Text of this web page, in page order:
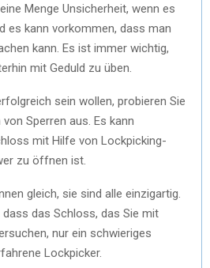
Menge Unsicherheit, wenn es
es kann vorkommen, dass man
kann. Es ist immer wichtig,
mit Geduld zu üben.
sein wollen, probieren Sie
Sperren aus. Es kann
mit Hilfe von Lockpicking-
zu öffnen ist.
gleich, sie sind alle einzigartig.
das Schloss, das Sie mit
nur ein schwieriges
Lockpicker.